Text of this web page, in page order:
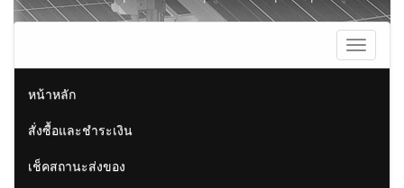
Toggle
หน้าหลัก
สั่งซื้อและชำระเงิน
เช็คสถานะส่งของ